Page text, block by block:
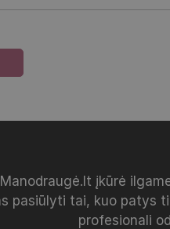
įkūrė
pasiūlyti tai, kuo patys
profesionali